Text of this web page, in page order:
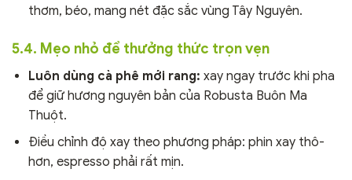
thơm, béo, mang nét đặc sắc vùng Tây Nguyên.
5.4. Mẹo nhỏ để thưởng thức trọn vẹn
Luôn dùng cà phê mới rang: xay ngay trước khi pha
để giữ hương nguyên bản của Robusta Buôn Ma
Thuột.
Điều chỉnh độ xay theo phương pháp: phin xay thô-
hơn, espresso phải rất mịn.